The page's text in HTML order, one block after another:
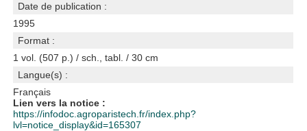
Date de publication :
1995
Format :
1 vol. (507 p.) / sch., tabl. / 30 cm
Langue(s) :
Français
Lien vers la notice :
https://infodoc.agroparistech.fr/index.php?
lvl=notice_display&id=165307